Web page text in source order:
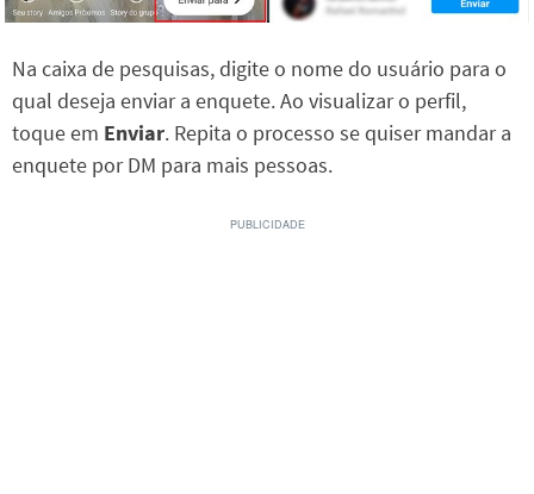
Na caixa de pesquisas, digite o nome do usuário para o
qual deseja enviar a enquete. Ao visualizar o perfil,
toque em Enviar. Repita o processo se quiser mandar a
enquete por DM para mais pessoas.